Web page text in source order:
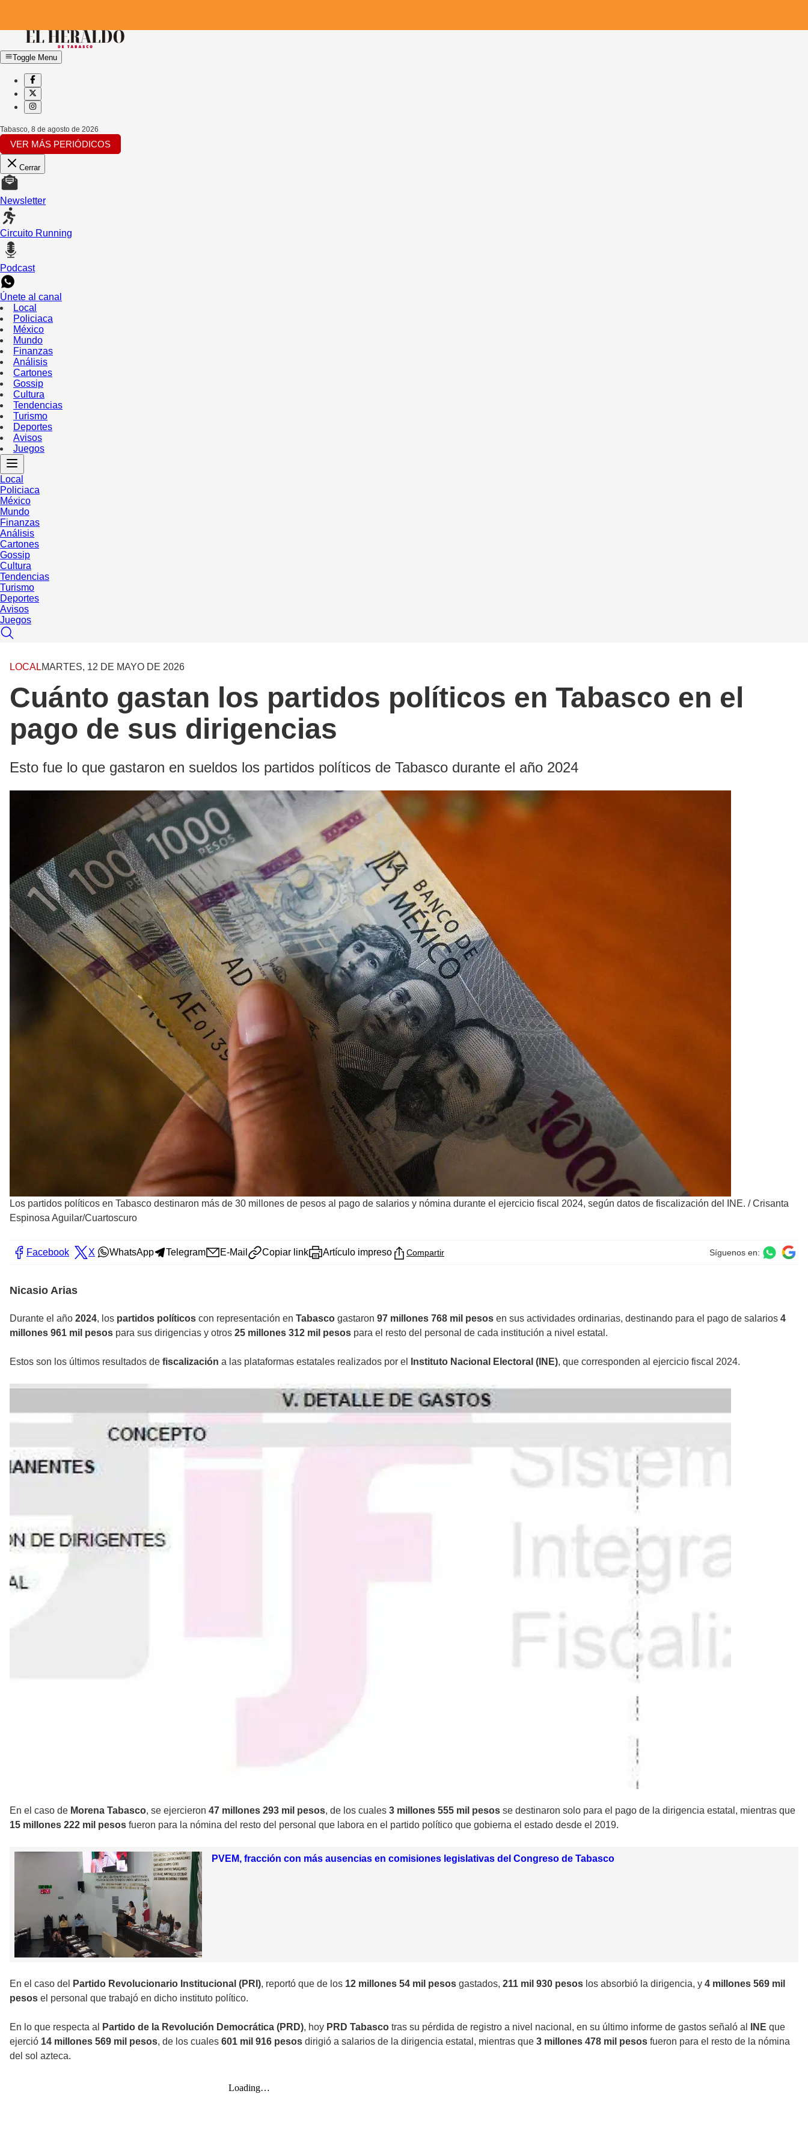
Toggle Menu
Tabasco, 8 de agosto de 2026
VER MÁS PERIÓDICOS
Cerrar
Newsletter
Circuito Running
Podcast
Únete al canal
Local
Policiaca
México
Mundo
Finanzas
Análisis
Cartones
Gossip
Cultura
Tendencias
Turismo
Deportes
Avisos
Juegos
Local
Policiaca
México
Mundo
Finanzas
Análisis
Cartones
Gossip
Cultura
Tendencias
Turismo
Deportes
Avisos
Juegos
LOCALMARTES, 12 DE MAYO DE 2026
Cuánto gastan los partidos políticos en Tabasco en el
pago de sus dirigencias
Esto fue lo que gastaron en sueldos los partidos políticos de Tabasco durante el año 2024
Los partidos políticos en Tabasco destinaron más de 30 millones de pesos al pago de salarios y nómina durante el ejercicio fiscal 2024, según datos de fiscalización del INE. /Crisanta
Espinosa Aguilar/Cuartoscuro
Facebook X WhatsApp Telegram E-Mail Copiar link Artículo impreso Compartir Síguenos en:
Nicasio Arias
Durante el año 2024, los partidos políticos con representación en Tabasco gastaron 97 millones 768 mil pesos en sus actividades ordinarias, destinando para el pago de salarios 4
millones 961 mil pesos para sus dirigencias y otros 25 millones 312 mil pesos para el resto del personal de cada institución a nivel estatal.
Estos son los últimos resultados de fiscalización a las plataformas estatales realizados por el Instituto Nacional Electoral (INE), que corresponden al ejercicio fiscal 2024.
En el caso de Morena Tabasco, se ejercieron 47 millones 293 mil pesos, de los cuales 3 millones 555 mil pesos se destinaron solo para el pago de la dirigencia estatal, mientras que
15 millones 222 mil pesos fueron para la nómina del resto del personal que labora en el partido político que gobierna el estado desde el 2019.
PVEM, fracción con más ausencias en comisiones legislativas del Congreso de Tabasco
En el caso del Partido Revolucionario Institucional (PRI), reportó que de los 12 millones 54 mil pesos gastados, 211 mil 930 pesos los absorbió la dirigencia, y 4 millones 569 mil
pesos el personal que trabajó en dicho instituto político.
En lo que respecta al Partido de la Revolución Democrática (PRD), hoy PRD Tabasco tras su pérdida de registro a nivel nacional, en su último informe de gastos señaló al INE que
ejerció 14 millones 569 mil pesos, de los cuales 601 mil 916 pesos dirigió a salarios de la dirigencia estatal, mientras que 3 millones 478 mil pesos fueron para el resto de la nómina
del sol azteca.